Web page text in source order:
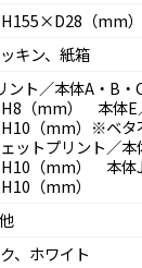
（mm）
キン、紙箱
ント／本体A・B・
（mm） 本体E
（mm）※ベタ
ットプリント／
（mm） 本体
（mm）
、ホワイト